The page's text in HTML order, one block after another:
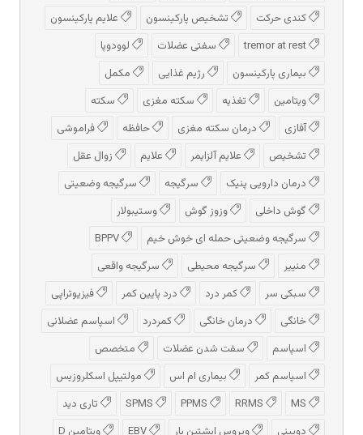
کندی حرکت
تشخیص پارکینسون
علایم پارکینسون
سفتی عضلات
لوودوپا
بیماری پارکینسون
رژیم غذایی
مکمل
ویتامین
تغذیه سکته مغزی
سکته
آفازی
درمان سکته مغزی حافظه
فراموشی
تشخیص
علایم آلزایمر علایم
زوال عقل
درمان دارویی پنیک
سرگیجه
سرگیجه وضعیتی
گوش داخلی
وزوز گوش
وستیبولار
سرگیجه وضعیتی حمله ای خوش خیم
منییر
سرگیجه محیطی
سرگیجه واقعی
سبکی سر
کمر درد درد پایین کمر
فیزیوتراپی
خانگی
درمان خانگی کمردرد
اسپاسم عضلانی
اسپاسم
سفت شدن عضلات
متخصص
اسپاسم کمر
بیماری ام اس
مولتیپل اسکلروزیس
تاری دید
دوبینی
ویروس اپشتین بار ویتامین D